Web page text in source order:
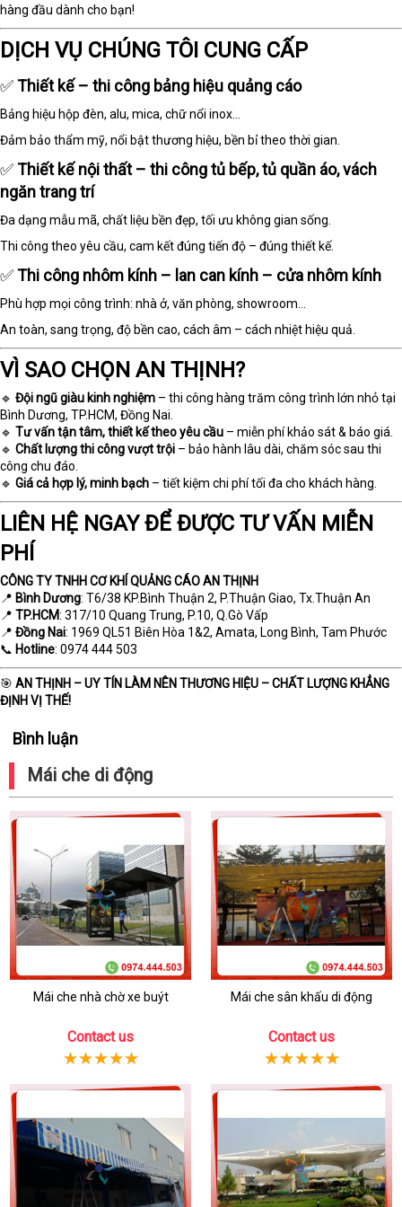
hàng đầu dành cho bạn!
DỊCH VỤ CHÚNG TÔI CUNG CẤP
✅Thiết kế – thi công bảng hiệu quảng cáo
Bảng hiệu hộp đèn, alu, mica, chữ nổi inox...
Đảm bảo thẩm mỹ, nổi bật thương hiệu, bền bỉ theo thời gian.
✅Thiết kế nội thất – thi công tủ bếp, tủ quần áo, vách
ngăn trang trí
Đa dạng mẫu mã, chất liệu bền đẹp, tối ưu không gian sống.
Thi công theo yêu cầu, cam kết đúng tiến độ – đúng thiết kế.
✅Thi công nhôm kính – lan can kính – cửa nhôm kính
Phù hợp mọi công trình: nhà ở, văn phòng, showroom…
An toàn, sang trọng, độ bền cao, cách âm – cách nhiệt hiệu quả.
VÌ SAO CHỌN AN THỊNH?
🔹 Đội ngũ giàu kinh nghiệm – thi công hàng trăm công trình lớn nhỏ tại
Bình Dương, TP.HCM, Đồng Nai.
🔹 Tư vấn tận tâm, thiết kế theo yêu cầu – miễn phí khảo sát & báo giá.
🔹 Chất lượng thi công vượt trội – bảo hành lâu dài, chăm sóc sau thi
công chu đáo.
🔹 Giá cả hợp lý, minh bạch – tiết kiệm chi phí tối đa cho khách hàng.
LIÊN HỆ NGAY ĐỂ ĐƯỢC TƯ VẤN MIỄN
PHÍ
CÔNG TY TNHH CƠ KHÍ QUẢNG CÁO AN THỊNH
📍 Bình Dương: T6/38 KP.Bình Thuận 2, P.Thuận Giao, Tx.Thuận An
📍 TP.HCM: 317/10 Quang Trung, P.10, Q.Gò Vấp
📍 Đồng Nai: 1969 QL51 Biên Hòa 1&2, Amata, Long Bình, Tam Phước
📞 Hotline: 0974 444 503
🎯 AN THỊNH – UY TÍN LÀM NÊN THƯƠNG HIỆU – CHẤT LƯỢNG KHẲNG
ĐỊNH VỊ THẾ!
Bình luận
Mái che di động
Mái che nhà chờ xe buýt
Contact us
Mái che sân khấu di động
Contact us